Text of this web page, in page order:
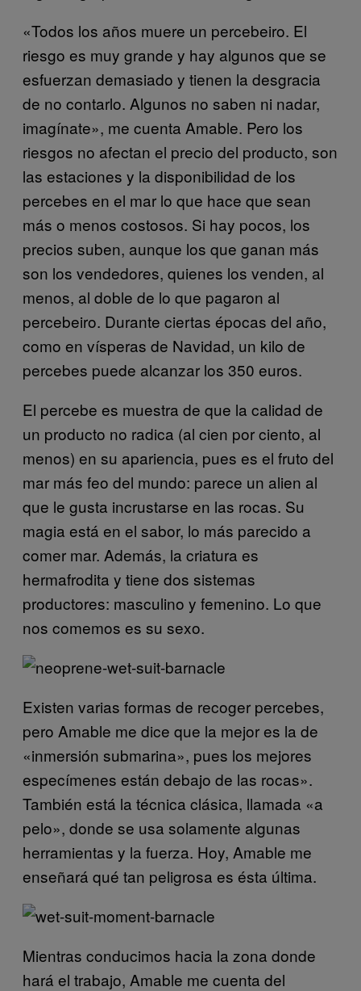
«Todos los años muere un percebeiro. El
riesgo es muy grande y hay algunos que se
esfuerzan demasiado y tienen la desgracia
de no contarlo. Algunos no saben ni nadar,
imagínate», me cuenta Amable. Pero los
riesgos no afectan el precio del producto, son
las estaciones y la disponibilidad de los
percebes en el mar lo que hace que sean
más o menos costosos. Si hay pocos, los
precios suben, aunque los que ganan más
son los vendedores, quienes los venden, al
menos, al doble de lo que pagaron al
percebeiro. Durante ciertas épocas del año,
como en vísperas de Navidad, un kilo de
percebes puede alcanzar los 350 euros.
El percebe es muestra de que la calidad de
un producto no radica (al cien por ciento, al
menos) en su apariencia, pues es el fruto del
mar más feo del mundo: parece un alien al
que le gusta incrustarse en las rocas. Su
magia está en el sabor, lo más parecido a
comer mar. Además, la criatura es
hermafrodita y tiene dos sistemas
productores: masculino y femenino. Lo que
nos comemos es su sexo.
Existen varias formas de recoger percebes,
pero Amable me dice que la mejor es la de
«inmersión submarina», pues los mejores
especímenes están debajo de las rocas».
También está la técnica clásica, llamada «a
pelo», donde se usa solamente algunas
herramientas y la fuerza. Hoy, Amable me
enseñará qué tan peligrosa es ésta última.
Mientras conducimos hacia la zona donde
hará el trabajo, Amable me cuenta del